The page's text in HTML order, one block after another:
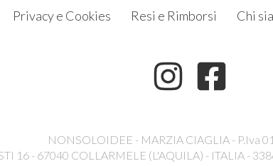
Privacy e Cookies Resi e Rimborsi Chi
NONSOLOIDEE - MARZIA CIAGLIA - P.Iva
16 - 67040 COLLARMELE (L'AQUILA) - ITALIA -